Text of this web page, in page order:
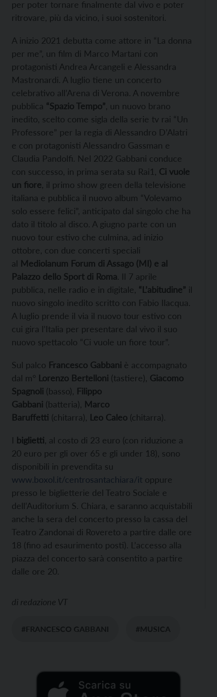
per poter tornare finalmente dal vivo e poter
ritrovare, più da vicino, i suoi sostenitori.
A inizio 2021 debutta come attore in “La donna
per me”, un film di Marco Martani con
protagonisti Andrea Arcangeli e Alessandra
Mastronardi. A luglio tiene un concerto
celebrativo all’Arena di Verona. A novembre
pubblica “Spazio Tempo” , un nuovo brano
inedito, scelto come sigla della serie tv rai “Un
Professore” per la regia di Alessandro D’Alatri
e con protagonisti Alessandro Gassman e
Claudia Pandolfi. Nel 2022 Gabbani conduce
con successo, in prima serata su Rai1, Ci vuole
un fiore , il primo show green della televisione
italiana e pubblica il nuovo album “Volevamo
solo essere felici”, anticipato dal singolo che ha
dato il titolo al disco. A giugno parte con un
nuovo tour estivo che culmina, ad inizio
ottobre, con due concerti speciali
al Mediolanum Forum di Assago (MI) e al
Palazzo dello Sport di Roma. Il 7 aprile
pubblica, nelle radio e in digitale, “L’abitudine” il
nuovo singolo inedito scritto con Fabio Ilacqua.
A luglio prende il via il nuovo tour estivo con
cui gira l’Italia per presentare dal vivo il suo
nuovo spettacolo “Ci vuole un fiore tour”.
Sul palco Francesco Gabbani è accompagnato
dal m° Lorenzo Bertelloni (tastiere), Giacomo
Spagnoli (basso), Filippo
Gabbani (batteria), Marco
Baruffetti (chitarra), Leo Caleo (chitarra).
I biglietti , al costo di 23 euro (con riduzione a
20 euro per gli over 65 e gli under 18), sono
disponibili in prevendita su
www.boxol.it/centrosantachiara/it oppure
presso le biglietterie del Teatro Sociale e
dell’Auditorium S. Chiara, e saranno acquistabili
anche la sera del concerto presso la cassa del
Teatro Zandonai di Rovereto a partire dalle ore
18 (fino ad esaurimento posti). L’accesso alla
piazza del concerto sarà consentito a partire
dalle ore 20.
di redazione VT
#FRANCESCO GABBANI #MUSICA